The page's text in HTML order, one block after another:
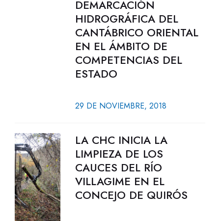
DEMARCACIÓN
HIDROGRÁFICA DEL
CANTÁBRICO ORIENTAL
EN EL ÁMBITO DE
COMPETENCIAS DEL
ESTADO
29 DE NOVIEMBRE, 2018
LA CHC INICIA LA
LIMPIEZA DE LOS
CAUCES DEL RÍO
VILLAGIME EN EL
CONCEJO DE QUIRÓS